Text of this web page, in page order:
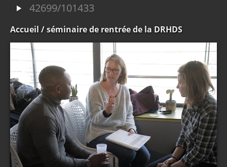
42699/101433
Accueil / séminaire de rentrée de la DRHDS